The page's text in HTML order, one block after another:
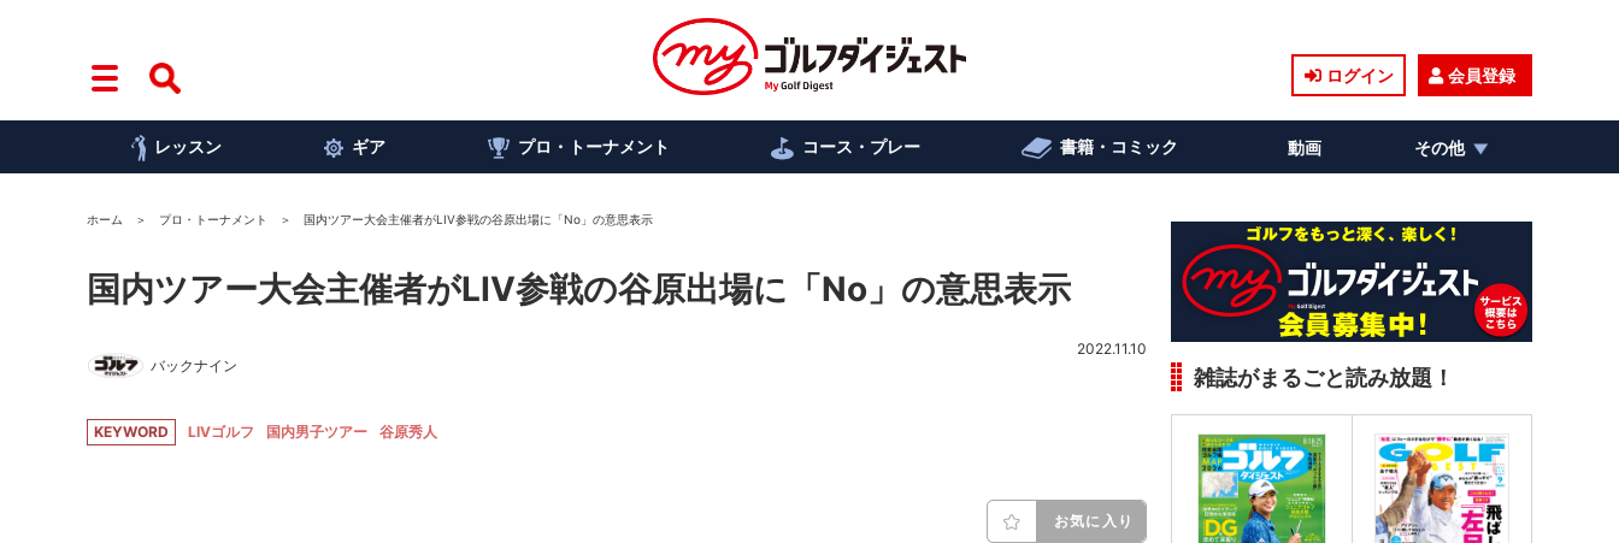
ログイン 会員登録
レッスン ギア プロ・トーナメント コース・プレー 書籍・コミック 動画 その他
ホーム プロ・トーナメント 国内ツアー大会主催者がLIV参戦の谷原出場に「No」の意思表示
国内ツアー大会主催者がLIV参戦の谷原出場に「No」の意思表示
バックナイン
2022.11.10
KEYWORD LIVゴルフ 国内男子ツアー 谷原秀人
お気に入り
雑誌がまるごと読み放題！